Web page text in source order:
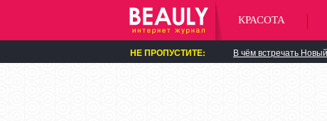
КРАСОТА
НЕ ПРОПУСТИТЕ: В чём встречать